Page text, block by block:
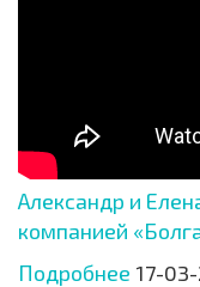
Александр и
компанией
Подробнее 17-